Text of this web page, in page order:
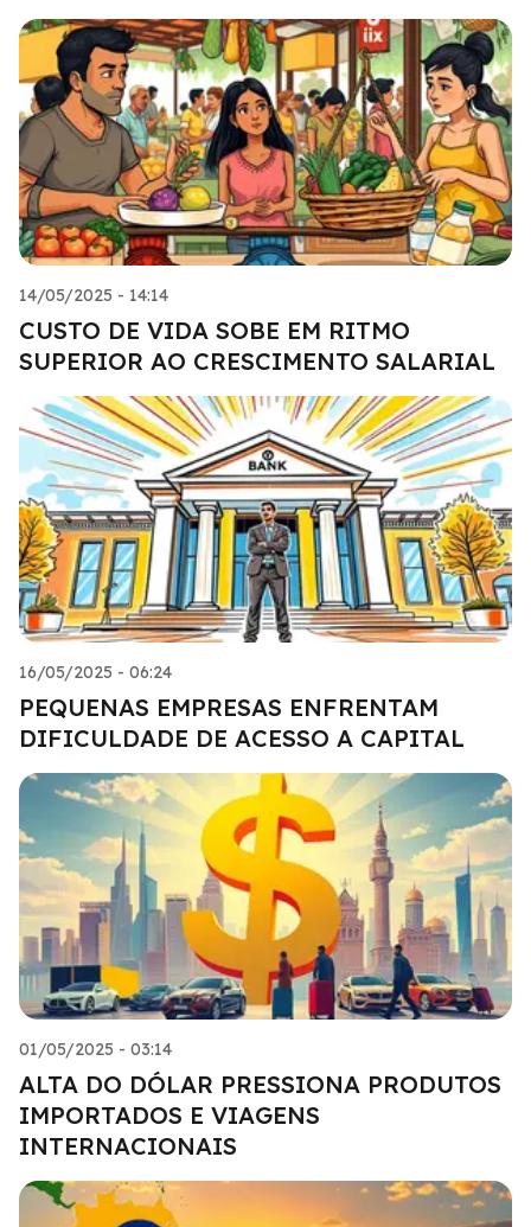
14/05/2025 - 14:14
CUSTO DE VIDA SOBE EM RITMO
SUPERIOR AO CRESCIMENTO SALARIAL
16/05/2025 - 06:24
PEQUENAS EMPRESAS ENFRENTAM
DIFICULDADE DE ACESSO A CAPITAL
01/05/2025 - 03:14
ALTA DO DÓLAR PRESSIONA PRODUTOS
IMPORTADOS E VIAGENS
INTERNACIONAIS